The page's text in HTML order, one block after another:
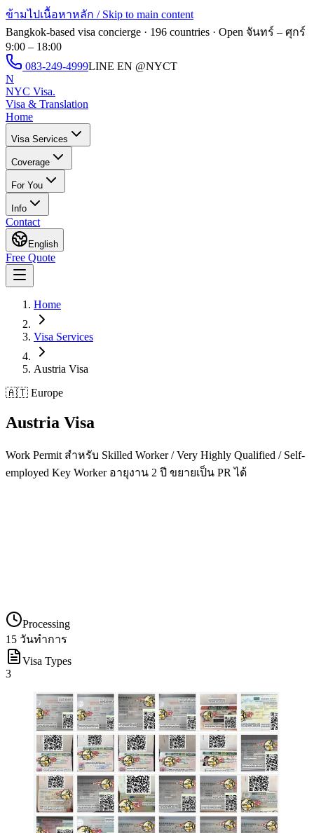
ข้ามไปเนื้อหาหลัก / Skip to main content
Bangkok-based visa concierge · 196 countries · Open จันทร์ – ศุกร์
9:00 – 18:00
083-249-4999LINE EN @NYCT
N
NYC Visa.
Visa & Translation
Home
Visa Services
Coverage
For You
Info
Contact
English
Free Quote
Home
Visa Services
Austria Visa
🇦🇹 Europe
Austria Visa
Work Permit สำหรับ Skilled Worker / Very Highly Qualified / Self-
employed Key Worker อายุงาน 2 ปี ขยายเป็น PR ได้
Processing
15 วันทำการ
Visa Types
3